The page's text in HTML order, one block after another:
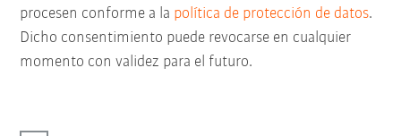
procesen conforme a la política de protección de datos.
Dicho consentimiento puede revocarse en cualquier
momento con validez para el futuro.